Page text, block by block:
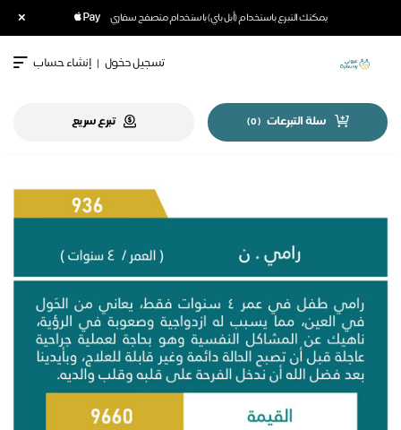
يمكنك التبرع باستخدام (أبل باي) باستخدام متصفح سفاري ×
تسجيل دخول | إنشاء حساب
سلة التبرعات (
0
) تبرع سريع